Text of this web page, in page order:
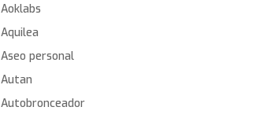
Aoklabs
Aquilea
Aseo personal
Autan
Autobronceador